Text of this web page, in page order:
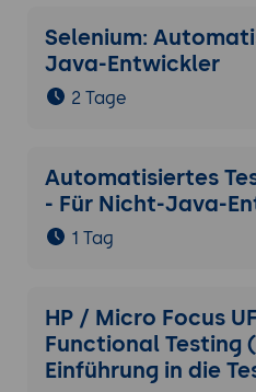
Selenium:
Java-Entwickler
2 Tage
Automatisiertes
- Für Nicht-Java-
1 Tag
HP / Micro Focus
Functional Testing
Einführung in die